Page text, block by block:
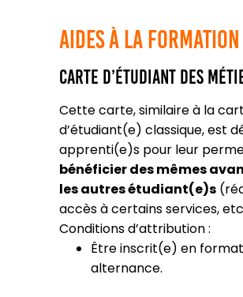
Aides à la Formation
Carte d’Étudiant des
Cette carte, similaire à la
d’étudiant(e) classique, est
apprenti(e)s pour leur
bénéficier des mêmes
les autres étudiant(e)s
accès à certains services,
Conditions d’attribution :
Être inscrit(e) en
alternance.